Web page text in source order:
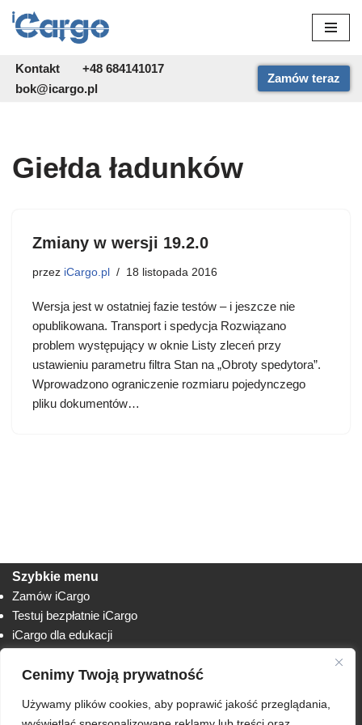
Cenimy Twoją prywatność
Używamy plików cookies, aby poprawić jakość przeglądania,
do
treści
Kontakt
+48 684141017
bok@icargo.pl
Zamów teraz
Giełda ładunków
Zmiany w wersji 19.2.0
przez iCargo.pl 18 listopada 2016
Wersja jest w ostatniej fazie testów – i jeszcze nie
opublikowana. Transport i spedycja Rozwiązano
problem występujący w oknie Listy zleceń przy
ustawieniu parametru filtra Stan na „Obroty spedytora”.
Wprowadzono ograniczenie rozmiaru pojedynczego
pliku dokumentów…
Szybkie menu
Zamów iCargo
Testuj bezpłatnie iCargo
iCargo dla edukacji
Lista zmian